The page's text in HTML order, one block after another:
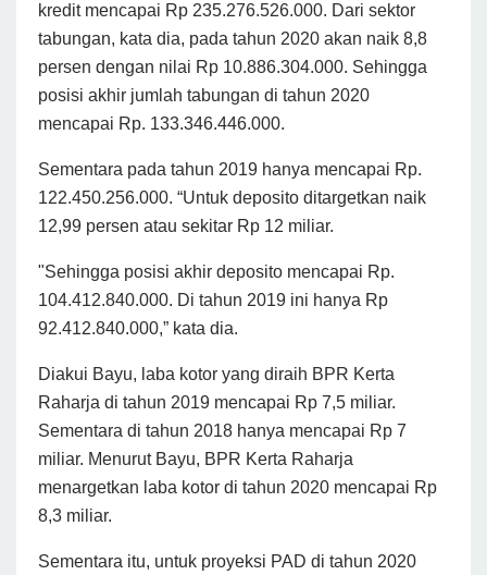
kredit mencapai Rp 235.276.526.000. Dari sektor
tabungan, kata dia, pada tahun 2020 akan naik 8,8
persen dengan nilai Rp 10.886.304.000. Sehingga
posisi akhir jumlah tabungan di tahun 2020
mencapai Rp. 133.346.446.000.
Sementara pada tahun 2019 hanya mencapai Rp.
122.450.256.000. “Untuk deposito ditargetkan naik
12,99 persen atau sekitar Rp 12 miliar.
"Sehingga posisi akhir deposito mencapai Rp.
104.412.840.000. Di tahun 2019 ini hanya Rp
92.412.840.000,” kata dia.
Diakui Bayu, laba kotor yang diraih BPR Kerta
Raharja di tahun 2019 mencapai Rp 7,5 miliar.
Sementara di tahun 2018 hanya mencapai Rp 7
miliar. Menurut Bayu, BPR Kerta Raharja
menargetkan laba kotor di tahun 2020 mencapai Rp
8,3 miliar.
Sementara itu, untuk proyeksi PAD di tahun 2020